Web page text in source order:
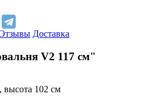
Доставка
V2 117 см"
высота 102 см